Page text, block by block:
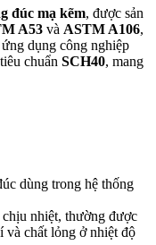
đúc mạ kẽm, được sản
A53 và ASTM A106,
dụng công nghiệp
chuẩn SCH40, mang
dùng trong hệ thống
nhiệt, thường được
và chất lỏng ở nhiệt độ